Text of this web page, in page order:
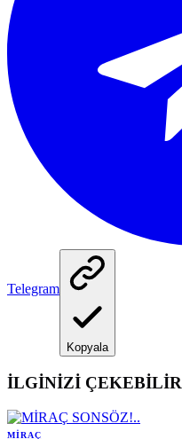
Telegram
Kopyala
İLGİNİZİ ÇEKEBİLİR
MIRAÇ